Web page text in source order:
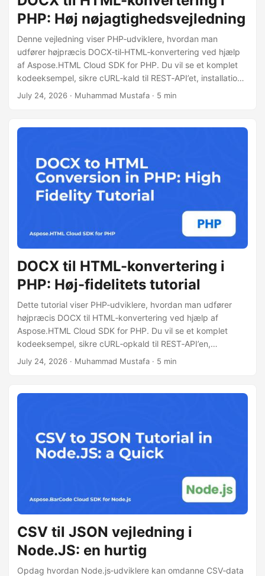
PHP: Høj nøjagtighedsvejledning
Denne vejledning viser PHP‑udviklere, hvordan man
udfører højpræcis DOCX‑til‑HTML‑konvertering ved hjælp
af Aspose.HTML Cloud SDK for PHP. Du vil se et komplet
kodeeksempel, sikre cURL‑kald til REST‑API’et, installations
trin og tips til håndtering af store dokumenter.
July 24, 2026 · Muhammad Mustafa · 5 min
DOCX til HTML-konvertering i
PHP: Høj-fidelitets tutorial
Dette tutorial viser PHP‑udviklere, hvordan man udfører
højpræcis DOCX til HTML‑konvertering ved hjælp af
Aspose.HTML Cloud SDK for PHP. Du vil se et komplet
kodeeksempel, sikre cURL‑opkald til REST‑API’en,
installationstrin og tips til håndtering af store dokumenter.
July 24, 2026 · Muhammad Mustafa · 5 min
CSV til JSON vejledning i
Node.JS: en hurtig
Opdag hvordan Node.js‑udviklere kan omdanne CSV‑data